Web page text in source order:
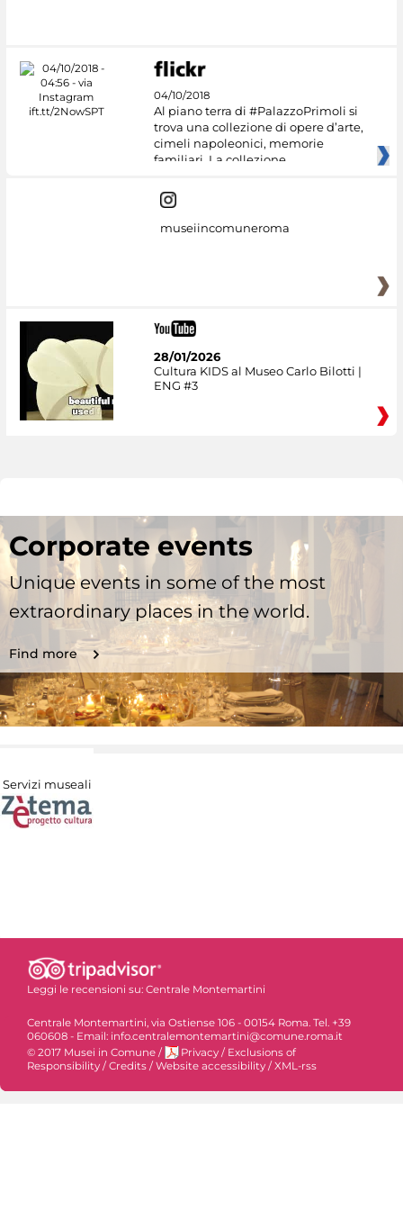
04/10/2018
Al piano terra di #PalazzoPrimoli si
trova una collezione di opere d’arte,
cimeli napoleonici, memorie
familiari. La collezione
museiincomuneroma
28/01/2026
Cultura KIDS al Museo Carlo Bilotti |
ENG #3
Corporate events
Unique events in some of the most
extraordinary places in the world.
Find more
Servizi museali
Leggi le recensioni su: Centrale Montemartini
Centrale Montemartini, via Ostiense 106 - 00154 Roma. Tel. +39
060608 - Email: info.centralemontemartini@comune.roma.it
© 2017 Musei in Comune / Privacy / Exclusions of
Responsibility /Credits /Website accessibility /XML-rss